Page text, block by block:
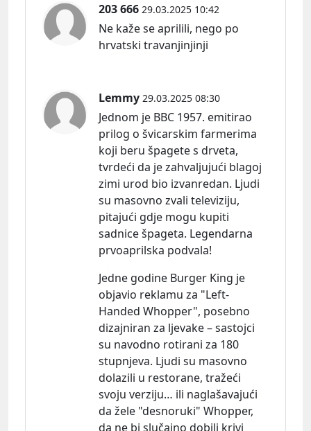
203 666 29.03.2025 10:42
Ne kaže se aprilili, nego po
hrvatski travanjinjinji
Lemmy 29.03.2025 08:30
Jednom je BBC 1957. emitirao
prilog o švicarskim farmerima
koji beru špagete s drveta,
tvrdeći da je zahvaljujući blagoj
zimi urod bio izvanredan. Ljudi
su masovno zvali televiziju,
pitajući gdje mogu kupiti
sadnice špageta. Legendarna
prvoaprilska podvala!
Jedne godine Burger King je
objavio reklamu za "Left-
Handed Whopper", posebno
dizajniran za ljevake – sastojci
su navodno rotirani za 180
stupnjeva. Ljudi su masovno
dolazili u restorane, tražeći
svoju verziju… ili naglašavajući
da žele "desnoruki" Whopper,
da ne bi slučajno dobili krivi